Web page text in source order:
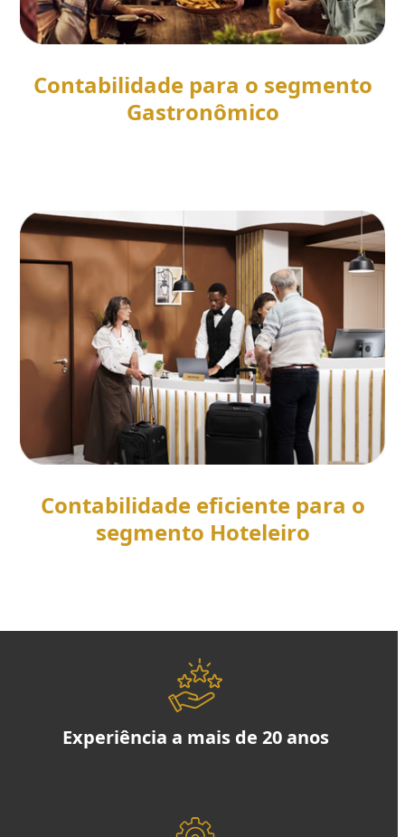
Contabilidade para o segmento
Gastronômico
Contabilidade eficiente para o
segmento Hoteleiro
Experiência a mais de 20 anos